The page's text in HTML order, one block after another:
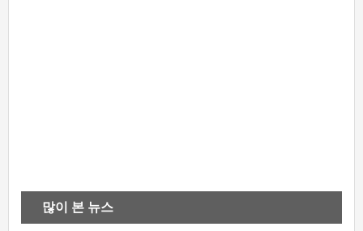
많이 본 뉴스